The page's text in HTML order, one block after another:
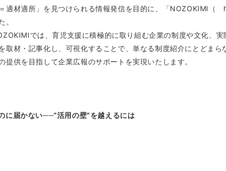
適材適所」を見つけられる情報発信を目的に、「NOZOKIMI
。
では、育児支援に積極的に取り組む企業の制度や文化、
取材・記事化し、可視化することで、単なる制度紹介にとどま
提供を目指して企業広報のサポートを実現いたします。
に届かない──“活用の壁”を越えるには